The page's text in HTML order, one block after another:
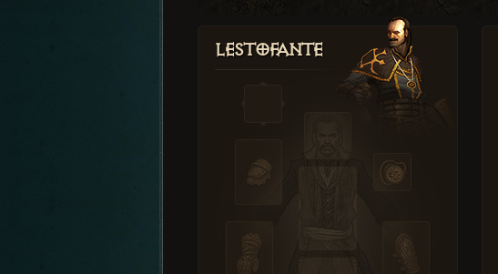
Lestofante